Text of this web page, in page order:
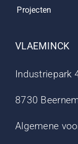
Projecten
VLAEMINCK
Industriepark
8730
Algemene